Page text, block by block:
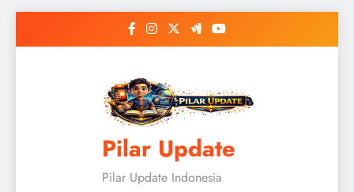
Pilar Update
Pilar Update Indonesia